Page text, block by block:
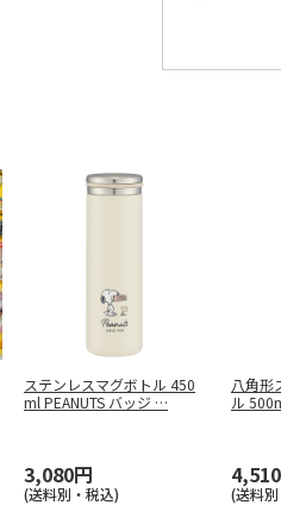
ステンレスマグボトル 450
ml PEANUTS バッジ …
3,080円
(送料別・税込)
八角形
ル
(送料